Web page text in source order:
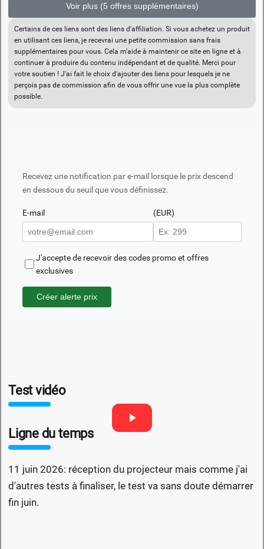
Voir plus (5 offres supplémentaires)
Certains de ces liens sont des liens d'affiliation. Si vous achetez un produit
en utilisant ces liens, je recevrai une petite commission sans frais
supplémentaires pour vous. Cela m'aide à maintenir ce site en ligne et à
continuer à produire du contenu indépendant et de qualité. Merci pour
votre soutien ! J'ai fait le choix d'ajouter des liens pour lesquels je ne
perçois pas de commission afin de vous offrir une vue la plus complète
possible.
Recevez une notification par e-mail lorsque le prix descend
en dessous du seuil que vous définissez.
E-mail (EUR)
J'accepte de recevoir des codes promo et offres
exclusives
Créer alerte prix
Test vidéo
Ligne du temps
11 juin 2026: réception du projecteur mais comme j'ai
d'autres tests à finaliser, le test va sans doute démarrer
fin juin.